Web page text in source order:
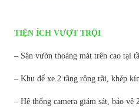
TIỆN ÍCH VƯỢT TRỘI
– Sân vườn thoáng mát trên cao tại
– Khu để xe 2 tầng rộng rãi, khép
– Hệ thống camera giám sát, bảo vệ